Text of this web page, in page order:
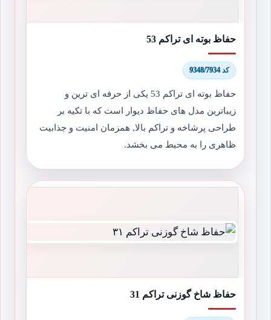
حفاظ بوته ای تراکم 53
کد 9348/7934
حفاظ بوته ای تراکم 53 یکی از حرفه ای ترین و
زیباترین مدل های حفاظ دیوار است که با تکیه بر
طراحی پرشاخه و تراکم بالا, همزمان امنیت و جذابیت
ظاهری را به محیط می بخشد.
حفاظ شاخ گوزنی تراکم 31